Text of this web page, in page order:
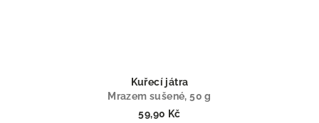
Kuřecí játra
Mrazem sušené, 50 g
59,90 Kč